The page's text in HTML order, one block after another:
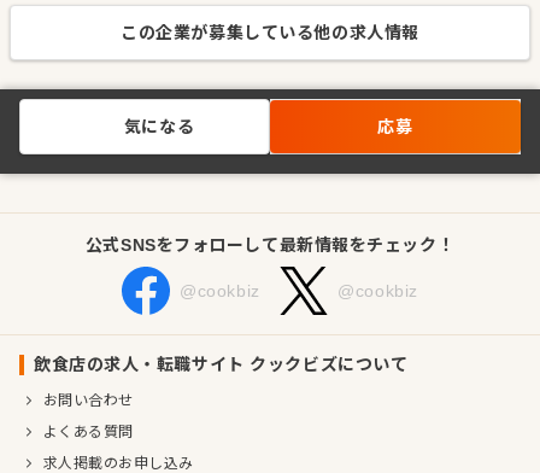
この企業が募集している他の求人情報
気になる 応募
公式SNSをフォローして最新情報をチェック！
@cookbiz @cookbiz
飲食店の求人・転職サイト クックビズについて
お問い合わせ
よくある質問
求人掲載のお申し込み